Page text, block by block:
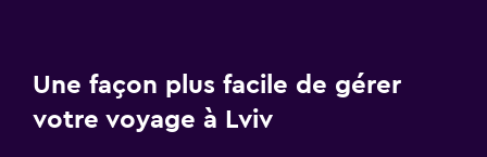
Une façon plus facile de gérer
votre voyage à Lviv